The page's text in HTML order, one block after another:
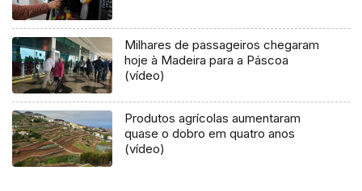
Milhares de passageiros chegaram
hoje à Madeira para a Páscoa
(vídeo)
Produtos agrícolas aumentaram
quase o dobro em quatro anos
(vídeo)